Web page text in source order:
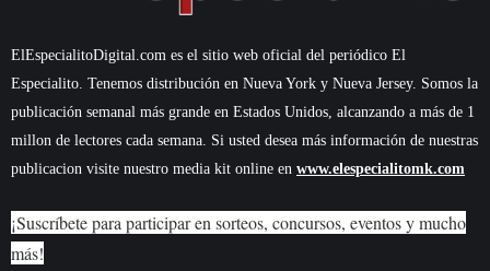
ElEspecialitoDigital.com es el sitio web oficial del periódico El
Especialito. Tenemos distribución en Nueva York y Nueva Jersey. Somos la
publicación semanal más grande en Estados Unidos, alcanzando a más de 1
millon de lectores cada semana. Si usted desea más información de nuestras
publicacion visite nuestro media kit online en www.elespecialitomk.com
¡Suscríbete para participar en sorteos, concursos, eventos y mucho
más!